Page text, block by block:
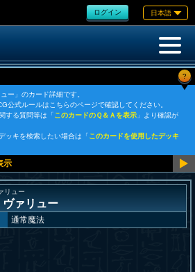
ログイン 日本語
?
ー」のカード詳細です。
公式ルールはこちらのページで確認してください。
する質問等は「このカードのＱ＆Ａを表示 」より確認が
ッキを検索したい場合は「このカードを使用したデッキ
リュー
ヴァリュー
通常魔法